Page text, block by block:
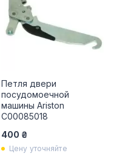
Петля двери
посудомоечной
машины Ariston
C00085018
400 ₴
Цену уточняйте